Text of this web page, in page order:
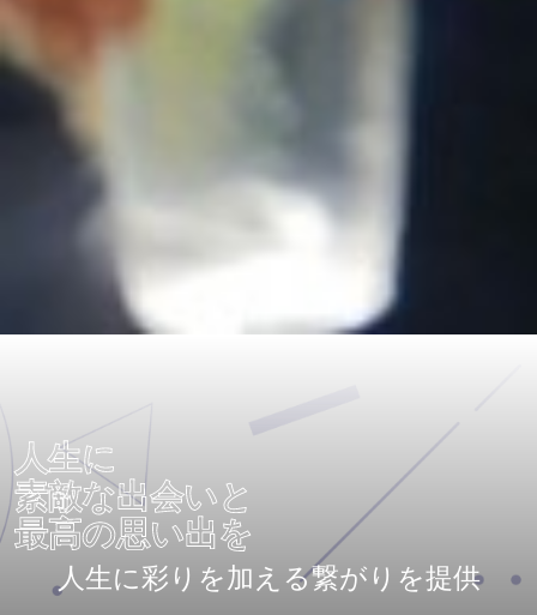
人生に
素敵な出会いと
最高の思い出を
人生に彩りを加える繋がりを提供